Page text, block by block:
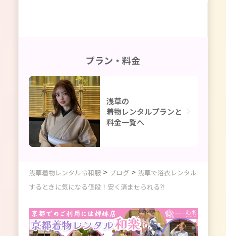
プラン・料金
浅草の
着物レンタルプランと
料金一覧へ
浅草着物レンタル令和服> ブログ > 浅草で浴衣レンタル
するときに気になる値段！安く済ませられる⁈